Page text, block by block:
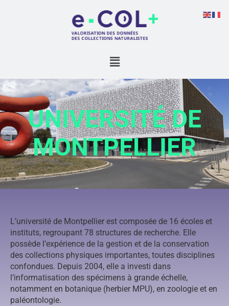
UNIVERSITÉ DE
MONTPELLIER
L’université de Montpellier est composée de 16 écoles et
instituts, regroupant 78 structures de recherche. Elle
possède l’expérience de la gestion et de la conservation
des collections physiques importantes, toutes disciplines
confondues. Depuis 2004, elle a investi dans
l’informatisation des spécimens à grande échelle,
notamment en botanique (herbier MPU), en zoologie et en
paléontologie.